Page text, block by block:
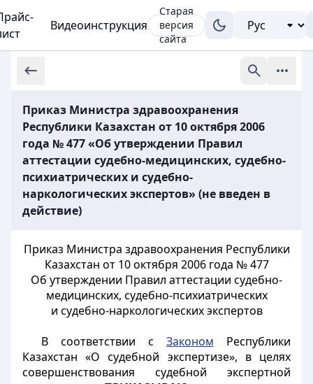
Видеоинструкция
Старая
версия
сайта
Приказ Министра здравоохранения
Республики Казахстан от 10 октября 2006
года № 477 «Об утверждении Правил
аттестации судебно-медицинских, судебно-
психиатрических и судебно-
наркологических экспертов» (не введен в
действие)
Приказ Министра здравоохранения Республики
Казахстан от 10 октября 2006 года № 477
Об утверждении Правил аттестации судебно-
медицинских, судебно-психиатрических
и судебно-наркологических экспертов
В соответствии с Законом Республики
Казахстан «О судебной экспертизе», в целях
совершенствования судебной экспертной